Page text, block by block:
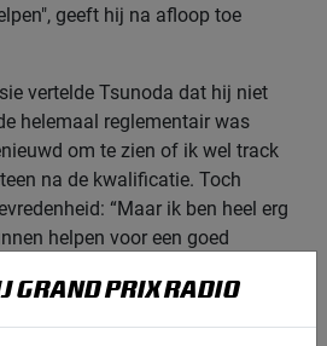
geeft hij na afloop toe
vertelde Tsunoda dat hij niet
helemaal reglementair was
om te zien of ik wel track
na de kwalificatie. Toch
“Maar ik ben heel erg
helpen voor een goed
GRAND PRIX RADIO